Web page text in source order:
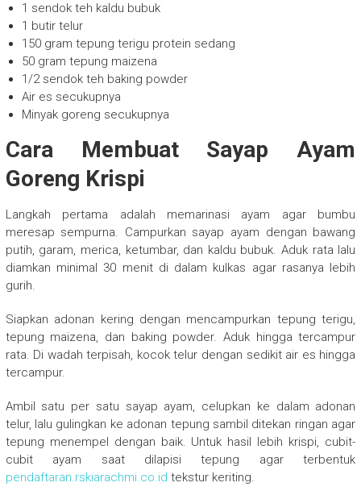
1 sendok teh kaldu bubuk
1 butir telur
150 gram tepung terigu protein sedang
50 gram tepung maizena
1/2 sendok teh baking powder
Air es secukupnya
Minyak goreng secukupnya
Cara Membuat Sayap Ayam
Goreng Krispi
Langkah pertama adalah memarinasi ayam agar bumbu
meresap sempurna. Campurkan sayap ayam dengan bawang
putih, garam, merica, ketumbar, dan kaldu bubuk. Aduk rata lalu
diamkan minimal 30 menit di dalam kulkas agar rasanya lebih
gurih.
Siapkan adonan kering dengan mencampurkan tepung terigu,
tepung maizena, dan baking powder. Aduk hingga tercampur
rata. Di wadah terpisah, kocok telur dengan sedikit air es hingga
tercampur.
Ambil satu per satu sayap ayam, celupkan ke dalam adonan
telur, lalu gulingkan ke adonan tepung sambil ditekan ringan agar
tepung menempel dengan baik. Untuk hasil lebih krispi, cubit-
cubit ayam saat dilapisi tepung agar terbentuk
pendaftaran.rskiarachmi.co.id tekstur keriting.